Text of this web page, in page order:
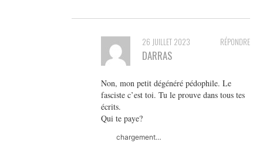
RÉPONDRE
26 JUILLET 2023
DARRAS
Non, mon petit dégénéré pédophile. Le
fasciste c’est toi. Tu le prouve dans tous tes
écrits.
Qui te paye?
chargement…